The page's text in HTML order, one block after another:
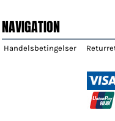
NAVIGATION
Handelsbetingelser